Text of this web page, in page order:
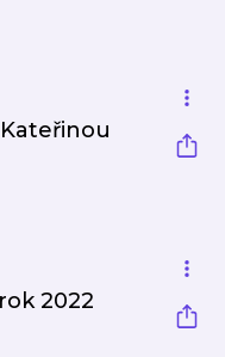
2022